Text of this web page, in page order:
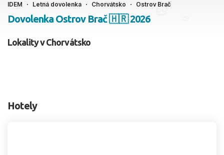
Ako cestujete?
2 dospelí, 0 deti
IDEM Letná dovolenka Chorvátsko Ostrov Brač
Dovolenka Ostrov Brač 🇭🇷 2026
Lokality v Chorvátsko
Hotely